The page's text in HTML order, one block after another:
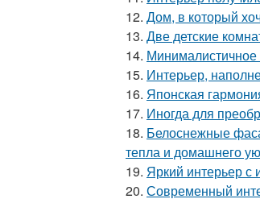
12. Дом, в который
13. Две детские
14. Минималистичное
15. Интерьер,
16. Японская
17. Иногда для
18. Белоснежные
тепла и домашнего
19. Яркий интерьер с
20. Современный